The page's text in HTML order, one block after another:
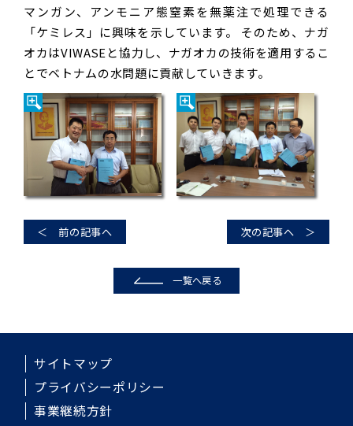
マンガン、アンモニア態窒素を無薬注で処理できる
「ケミレス」に興味を示しています。 そのため、ナガ
オカはVIWASEと協力し、ナガオカの技術を適用するこ
とでベトナムの水問題に貢献していきます。
＜ 前の記事へ 次の記事へ ＞
一覧へ戻る
サイトマップ
プライバシーポリシー
事業継続方針